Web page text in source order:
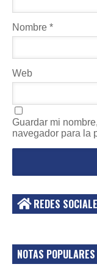
Nombre *
Web
Guardar mi
navegador para la
REDES
NOTAS POPULARES